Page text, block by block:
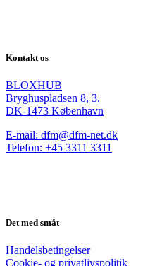
Kontakt os
BLOXHUB
Bryghuspladsen 8, 3.
DK-1473 København
E-mail: dfm@dfm-net.dk
Telefon: +45 3311 3311
Det med småt
Handelsbetingelser
Cookie- og privatlivspolitik